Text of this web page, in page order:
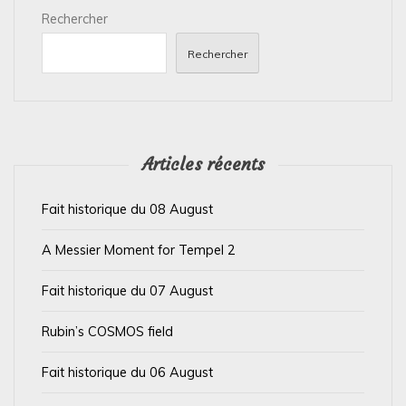
Rechercher
Rechercher
Articles récents
Fait historique du 08 August
A Messier Moment for Tempel 2
Fait historique du 07 August
Rubin’s COSMOS field
Fait historique du 06 August